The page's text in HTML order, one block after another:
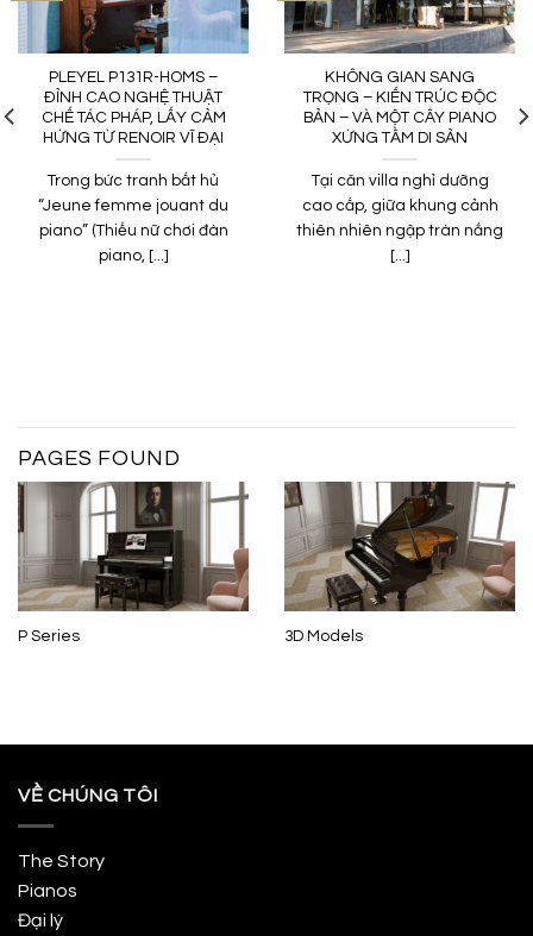
PLEYEL P131R-HOMS –
ĐỈNH CAO NGHỆ THUẬT
CHẾ TÁC PHÁP, LẤY CẢM
HỨNG TỪ RENOIR VĨ ĐẠI
Trong bức tranh bất hủ
“Jeune femme jouant du
piano” (Thiếu nữ chơi đàn
piano, [...]
KHÔNG GIAN SANG
TRỌNG – KIẾN TRÚC ĐỘC
BẢN – VÀ MỘT CÂY PIANO
XỨNG TẦM DI SẢN
Tại căn villa nghỉ dưỡng
cao cấp, giữa khung cảnh
thiên nhiên ngập tràn nắng
[...]
PAGES FOUND
P Series 3D Models
VỀ CHÚNG TÔI
The Story
Pianos
Đại lý